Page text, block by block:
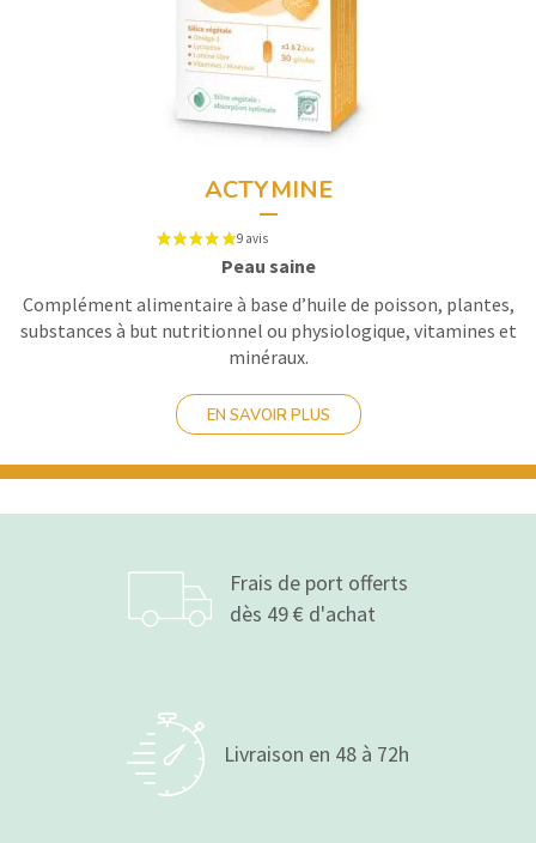
ACTYMINE
Peau saine
Complément alimentaire à base d’huile de poisson, plantes,
substances à but nutritionnel ou physiologique, vitamines et
minéraux.
EN SAVOIR PLUS
Frais de port offerts
dès 49 € d'achat
Livraison en 48 à 72h